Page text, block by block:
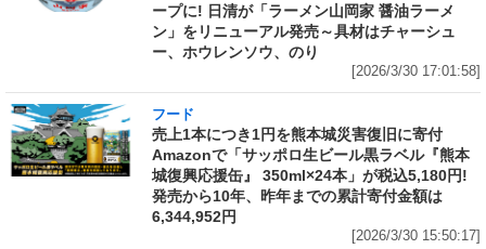
ープに! 日清が「ラーメン山岡家 醤油ラーメ
ン」をリニューアル発売～具材はチャーシュ
ー、ホウレンソウ、のり
[2026/3/30 17:01:58]
フード
売上1本につき1円を熊本城災害復旧に寄付
Amazonで「サッポロ生ビール黒ラベル『熊本
城復興応援缶』 350ml×24本」が税込5,180円!
発売から10年、昨年までの累計寄付金額は
6,344,952円
[2026/3/30 15:50:17]